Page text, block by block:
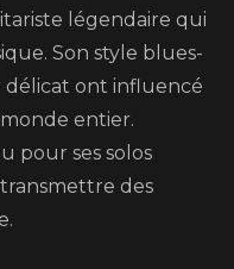
légendaire qui
Son style blues-
ont influencé
entier.
pour ses solos
des